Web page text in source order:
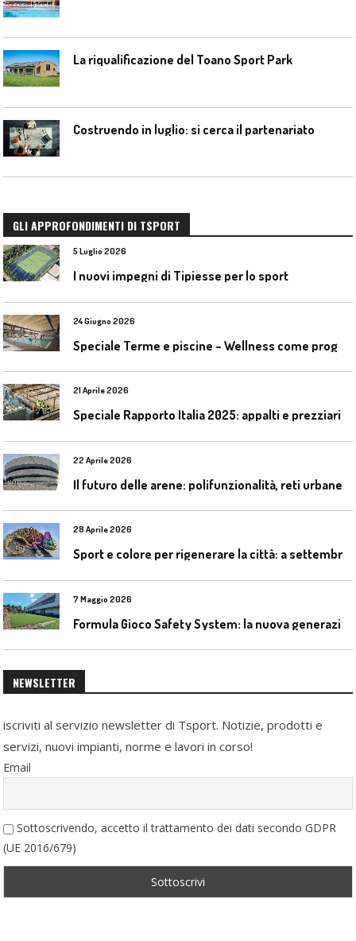
La riqualificazione del Toano Sport Park
Costruendo in luglio: si cerca il partenariato
GLI APPROFONDIMENTI DI TSPORT
5 Luglio 2026
I nuovi impegni di Tipiesse per lo sport
24 Giugno 2026
21 Aprile 2026
Speciale Rapporto Italia 2025: appalti e prezziari
22 Aprile 2026
28 Aprile 2026
7 Maggio 2026
NEWSLETTER
iscriviti al servizio newsletter di Tsport. Notizie, prodotti e
servizi, nuovi impianti, norme e lavori in corso!
Email
Sottoscrivendo, accetto il trattamento dei dati secondo GDPR
(UE 2016/679)